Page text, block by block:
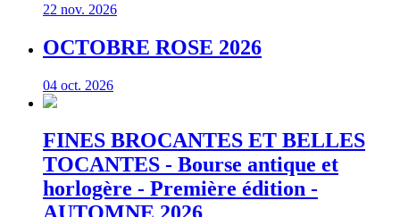
22 nov. 2026
OCTOBRE ROSE 2026
04 oct. 2026
FINES BROCANTES ET BELLES
TOCANTES - Bourse antique et
horlogère - Première édition -